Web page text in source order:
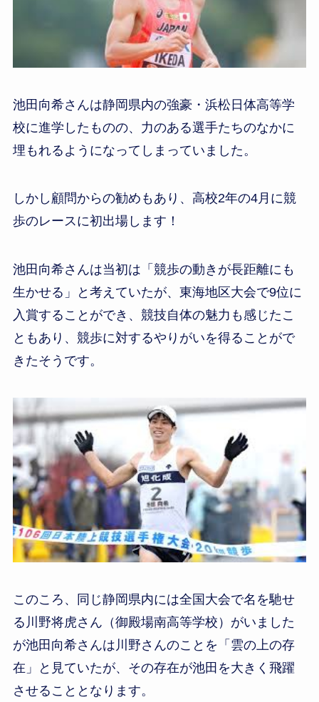
池田向希さんは静岡県内の強豪・浜松日体高等学
校に進学したものの、力のある選手たちのなかに
埋もれるようになってしまっていました。
しかし顧問からの勧めもあり、高校2年の4月に競
歩のレースに初出場します！
池田向希さんは当初は「競歩の動きが長距離にも
生かせる」と考えていたが、東海地区大会で9位に
入賞することができ、競技自体の魅力も感じたこ
ともあり、競歩に対するやりがいを得ることがで
きたそうです。
このころ、同じ静岡県内には全国大会で名を馳せ
る川野将虎さん（御殿場南高等学校）がいました
が池田向希さんは川野さんのことを「雲の上の存
在」と見ていたが、その存在が池田を大きく飛躍
させることとなります。